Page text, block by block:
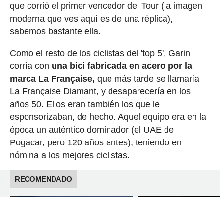
que corrió el primer vencedor del Tour (la imagen
moderna que ves aquí es de una réplica),
sabemos bastante ella.
Como el resto de los ciclistas del 'top 5', Garin
corría con una bici fabricada en acero por la
marca La Française, que más tarde se llamaría
La Française Diamant, y desaparecería en los
años 50. Ellos eran también los que le
esponsorizaban, de hecho. Aquel equipo era en la
época un auténtico dominador (el UAE de
Pogacar, pero 120 años antes), teniendo en
nómina a los mejores ciclistas.
RECOMENDADO